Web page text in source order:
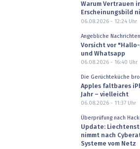
Warum Vertrauen
Erscheinungsbild
06.08.2026 - 12:24Uhr
Angebliche
Vorsicht vor
und Whatsapp
06.08.2026 - 16:40 Uhr
Die Gerüchteküche
Apples faltbares
Jahr – vielleicht
06.08.2026 - 11:37Uhr
Überprüfung nach
Update:
nimmt nach
Systeme vom Netz